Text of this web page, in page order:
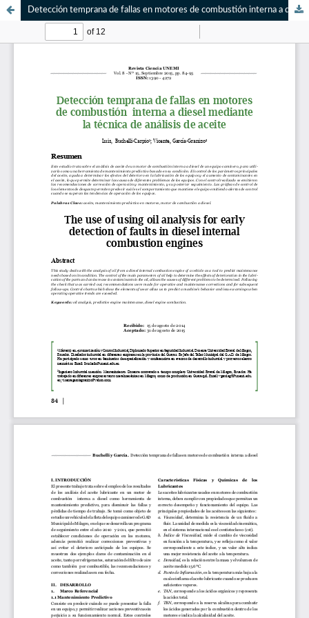
Detección temprana de fallas en motores de combustión interna a diesel mediante la técnica de análisis de aceite / The use of using oil analysis for early detection of faults in diesel internal combustion engines